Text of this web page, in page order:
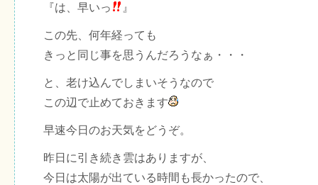
『は、早いっ 』
この先、何年経っても
きっと同じ事を思うんだろうなぁ・・・
と、老け込んでしまいそうなので
この辺で止めておきます
早速今日のお天気をどうぞ。
昨日に引き続き雲はありますが、
今日は太陽が出ている時間も長かったので、